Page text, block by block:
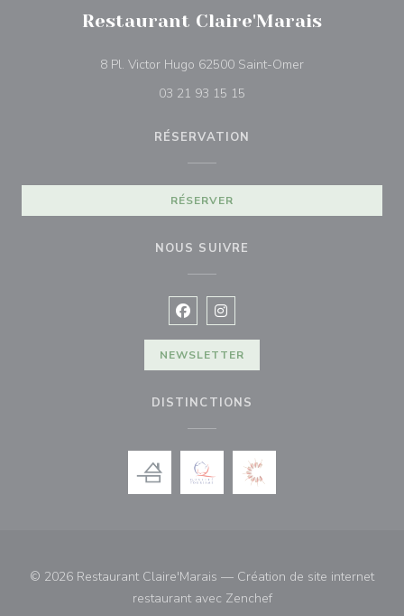
Restaurant Claire'Marais
8 Pl. Victor Hugo 62500 Saint-Omer((ouvre une
03 21 93 15 15
RÉSERVATION
RÉSERVER
NOUS SUIVRE
Facebook ((ouvre une nouvelle
Instagram ((ouvre une
NEWSLETTER
DISTINCTIONS
© 2026 Restaurant Claire'Marais — Création de site internet
restaurant avec Zenchef((ouvre une nouvelle